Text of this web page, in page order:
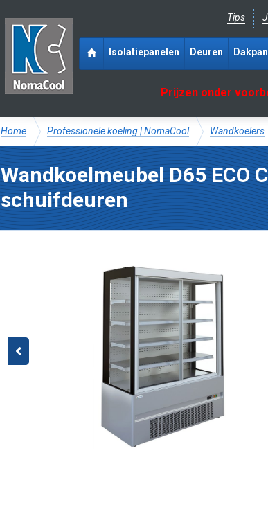
Tips
Prijzen onder
Isolatiepanelen Deuren
Home Professionele koeling | NomaCool Wandkoelers
Wandkoelmeubel D65 ECO
schuifdeuren